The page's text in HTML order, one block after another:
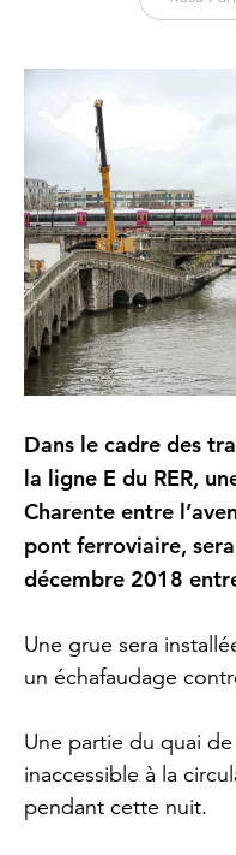
Dans le cadre des
la ligne E du RER,
Charente entre
pont ferroviaire,
décembre 2018
Une grue sera
un échafaudage
Une partie du quai
inaccessible à la
pendant cette nuit.